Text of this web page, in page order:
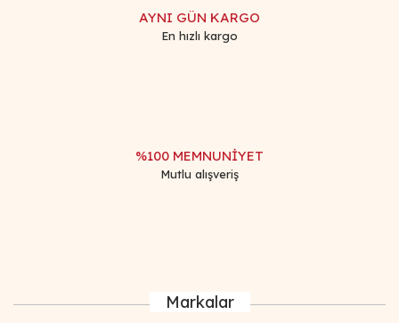
AYNI GÜN KARGO
En hızlı kargo
%100 MEMNUNİYET
Mutlu alışveriş
Markalar